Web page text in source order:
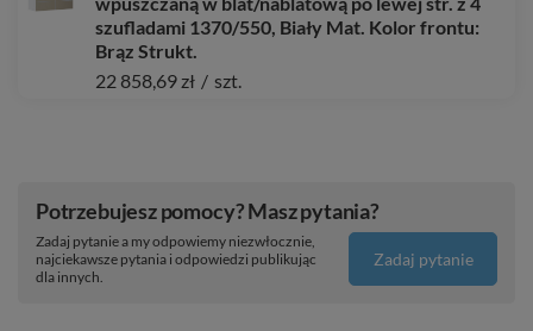
szufladami 1370/550, Biały Mat. Kolor frontu:
Brąz Strukt.
22 858,69 zł / szt.
Potrzebujesz pomocy? Masz pytania?
Zadaj pytanie a my odpowiemy niezwłocznie,
najciekawsze pytania i odpowiedzi publikując
dla innych.
Zadaj pytanie